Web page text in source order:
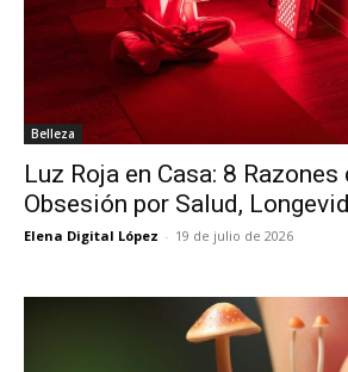
Belleza
Luz Roja en Casa: 8 Razones
Obsesión por Salud,
Elena Digital López - 19 de julio de 2026